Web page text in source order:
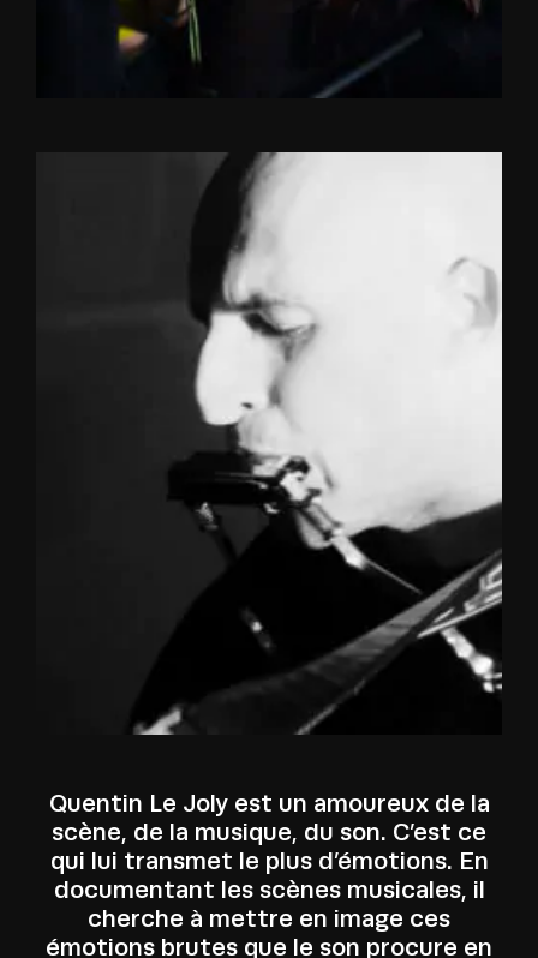
Quentin Le Joly est un amoureux de la
scène, de la musique, du son. C’est ce
qui lui transmet le plus d’émotions. En
documentant les scènes musicales, il
cherche à mettre en image ces
émotions brutes que le son procure en